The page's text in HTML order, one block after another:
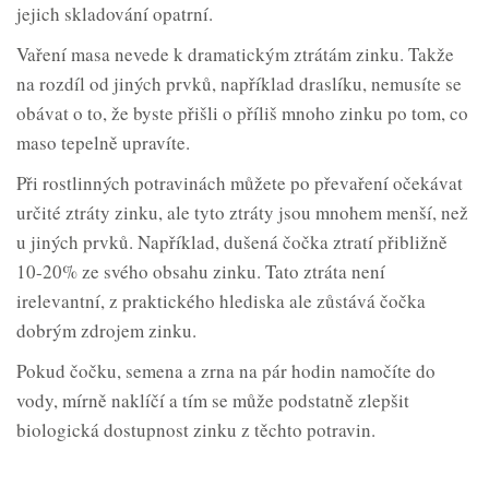
jejich skladování opatrní.
Vaření masa nevede k dramatickým ztrátám zinku. Takže
na rozdíl od jiných prvků, například draslíku, nemusíte se
obávat o to, že byste přišli o příliš mnoho zinku po tom, co
maso tepelně upravíte.
Při rostlinných potravinách můžete po převaření očekávat
určité ztráty zinku, ale tyto ztráty jsou mnohem menší, než
u jiných prvků. Například, dušená čočka ztratí přibližně
10-20% ze svého obsahu zinku. Tato ztráta není
irelevantní, z praktického hlediska ale zůstává čočka
dobrým zdrojem zinku.
Pokud čočku, semena a zrna na pár hodin namočíte do
vody, mírně naklíčí a tím se může podstatně zlepšit
biologická dostupnost zinku z těchto potravin.